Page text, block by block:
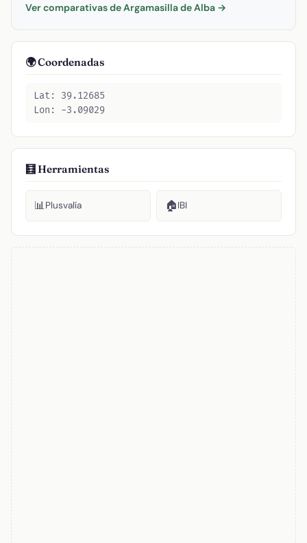
Ver comparativas de Argamasilla de Alba →
🌍 Coordenadas
Lat: 39.12685
Lon: -3.09029
🧮 Herramientas
📊Plusvalía 🏠IBI